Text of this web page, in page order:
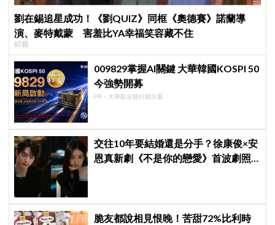
劉在錫追星成功！《劉QUIZ》同框《奧德賽》諾蘭導
演、麥特戴蒙 害羞比YA幸福笑容藏不住
綜藝
009829掌握AI關鍵 大華韓國KOSPI 50
今強勢開募
PR・大華銀全能行銷方案
交往10年要結婚還是分手？徐康俊×安
恩真新劇《不是你的戀愛》首波劇照
脆友都說相見恨晚！苦甜72%比利時